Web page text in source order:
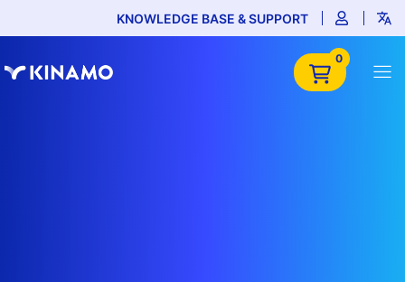
KNOWLEDGE BASE & SUPPORT
0